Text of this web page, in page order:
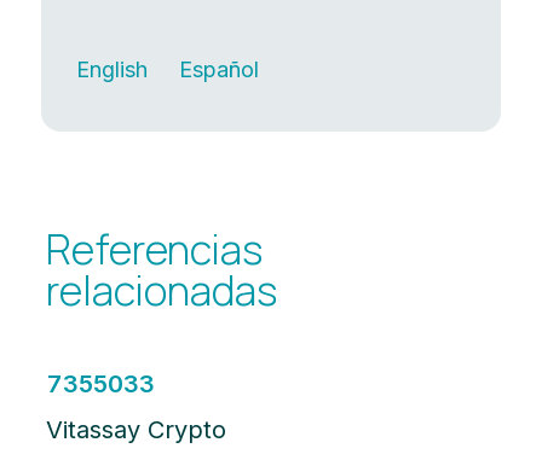
English Español
Referencias
relacionadas
7355033
Vitassay Crypto